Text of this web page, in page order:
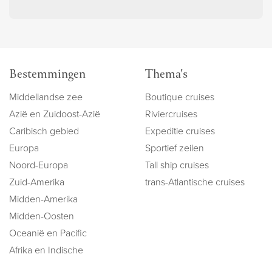
Bestemmingen
Middellandse zee
Azië en Zuidoost-Azië
Caribisch gebied
Europa
Noord-Europa
Zuid-Amerika
Midden-Amerika
Midden-Oosten
Oceanië en Pacific
Afrika en Indische
Thema's
Boutique cruises
Riviercruises
Expeditie cruises
Sportief zeilen
Tall ship cruises
trans-Atlantische cruises